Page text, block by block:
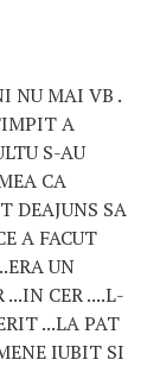
NU MAI VB .
A
S-AU
CA
DEAJUNS SA
A FACUT
UN
...IN CER ....L-
...LA PAT
IUBIT SI